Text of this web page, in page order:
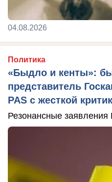
04.08.2026
Политика
«Быдло и кенты»:
представитель
PAS с жесткой
Резонансные заявления